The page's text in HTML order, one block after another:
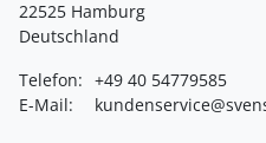
22525 Hamburg
Deutschland
Telefon: +49 40 54779585
E-Mail: